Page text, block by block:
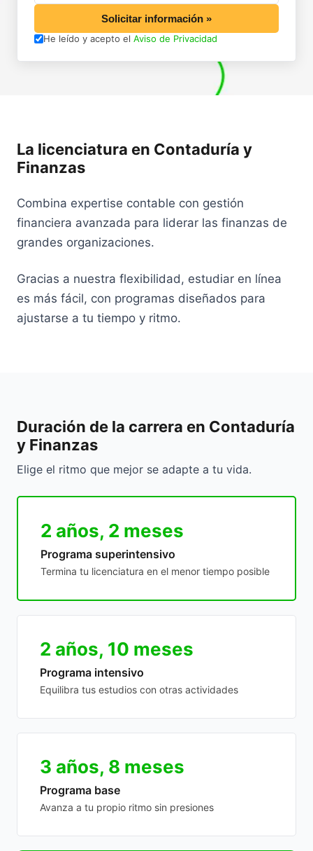
Solicitar información »
He leído y acepto el Aviso de Privacidad
La licenciatura en Contaduría y
Finanzas
Combina expertise contable con gestión
financiera avanzada para liderar las finanzas de
grandes organizaciones.
Gracias a nuestra flexibilidad, estudiar en línea
es más fácil, con programas diseñados para
ajustarse a tu tiempo y ritmo.
Duración de la carrera en Contaduría
y Finanzas
Elige el ritmo que mejor se adapte a tu vida.
2 años, 2 meses
Programa superintensivo
Termina tu licenciatura en el menor tiempo posible
2 años, 10 meses
Programa intensivo
Equilibra tus estudios con otras actividades
3 años, 8 meses
Programa base
Avanza a tu propio ritmo sin presiones